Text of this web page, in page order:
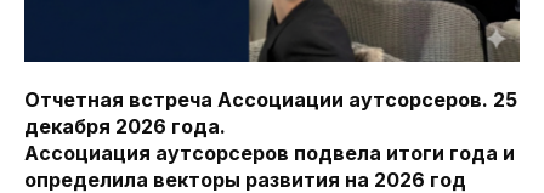
Отчетная встреча Ассоциации аутсорсеров. 25
декабря 2026 года.
Ассоциация аутсорсеров подвела итоги года и
определила векторы развития на 2026 год